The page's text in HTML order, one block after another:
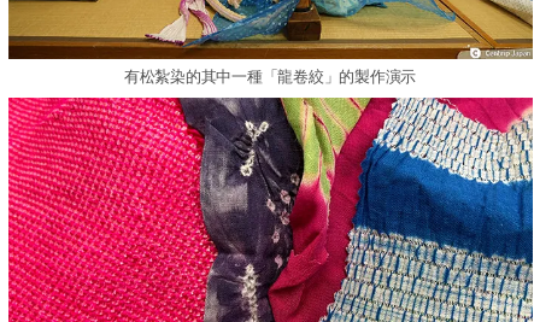
有松紮染的其中一種「龍卷絞」的製作演示